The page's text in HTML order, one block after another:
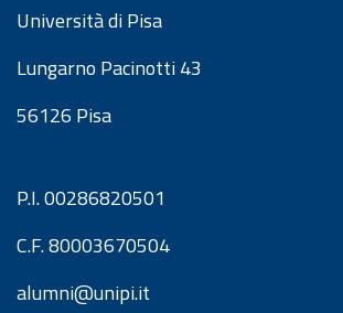
Università di Pisa
Lungarno Pacinotti 43
56126 Pisa
P.I. 00286820501
C.F. 80003670504
alumni@unipi.it